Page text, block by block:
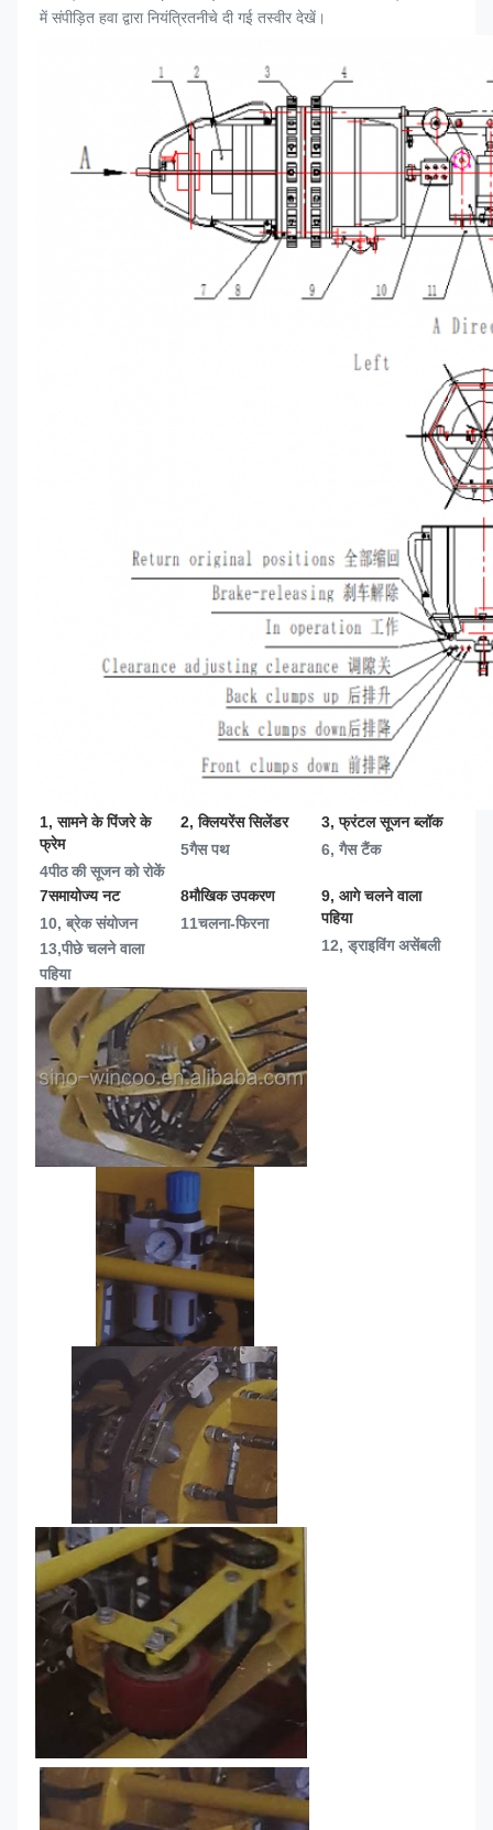
में संपीड़ित हवा द्वारा नियंत्रितनीचे दी गई तस्वीर देखें।
1, सामने के पिंजरे के
फ्रेम
4पीठ की सूजन को रोकें
2, क्लियरेंस सिलेंडर
5गैस पथ
3, फ्रंटल सूजन ब्लॉक
6, गैस टैंक
7समायोज्य नट
10, ब्रेक संयोजन
13,पीछे चलने वाला
पहिया
8मौखिक उपकरण
11चलना-फिरना
9, आगे चलने वाला
पहिया
12, ड्राइविंग असेंबली